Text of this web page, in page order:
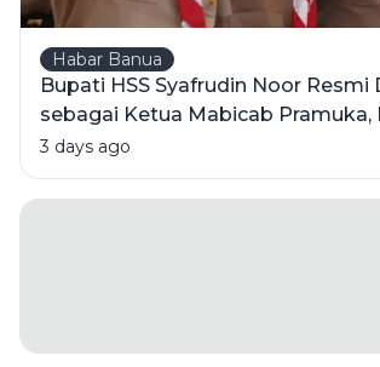
Habar Banua
Bupati HSS Syafrudin Noor Resmi
sebagai Ketua Mabicab Pramuka,
Pengurus 2025-2030
3 days ago